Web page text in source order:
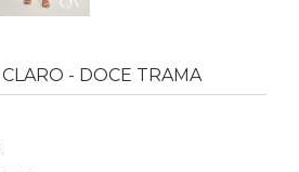
- DOCE TRAMA